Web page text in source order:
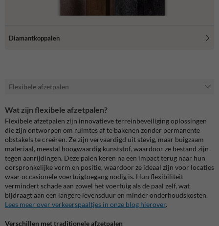
Diamantkoppalen
Flexibele afzetpalen
Wat zijn flexibele afzetpalen?
Flexibele afzetpalen zijn innovatieve terreinbeveiliging oplossingen
die zijn ontworpen om ruimtes af te bakenen zonder permanente
obstakels te creëren. Ze zijn vervaardigd uit stevig, maar buigzaam
materiaal, meestal hoogwaardig kunststof, waardoor ze bestand zijn
tegen aanrijdingen. Deze palen keren na een impact terug naar hun
oorspronkelijke vorm en positie, waardoor ze ideaal zijn voor locaties
waar occasionele voertuigtoegang nodig is. Hun flexibiliteit
vermindert schade aan zowel het voertuig als de paal zelf, wat
bijdraagt aan een langere levensduur en minder onderhoudskosten.
Lees meer over verkeerspaaltjes in onze blog hierover.
Verschillen met traditionele afzetpalen